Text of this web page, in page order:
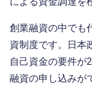
創業融資の中でも
資制度です。日本
自己資金の要件が
融資の申し込みが